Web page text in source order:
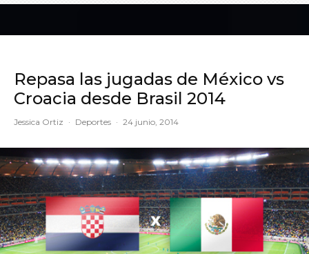
Repasa las jugadas de México vs
Croacia desde Brasil 2014
Jessica Ortiz · Deportes · 24 junio, 2014